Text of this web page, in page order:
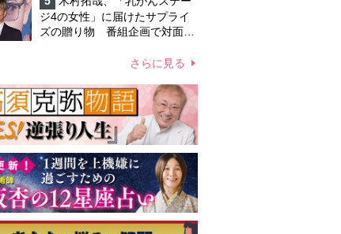
ジ4の女性」に届けたサプライ
ズの贈り物 番組企画で対面し
心遣いに「うれしくて号泣しま
さらに見る